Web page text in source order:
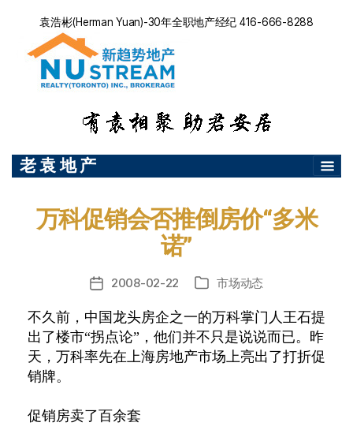
袁浩彬(Herman Yuan)-30年全职地产经纪 416-666-8288
老 袁 地 产
万科促销会否推倒房价“多米
诺”
发
日
期
2008-02-22
分 市场动态
不久前，中国龙头房企之一的万科掌门人王石提
出了楼市“拐点论”，他们并不只是说说而已。昨
天，万科率先在上海房地产市场上亮出了打折促
销牌。
促销房卖了百余套